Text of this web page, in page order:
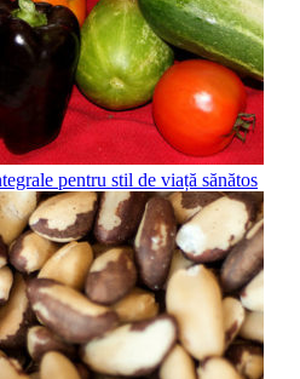
pentru stil de viață sănătos